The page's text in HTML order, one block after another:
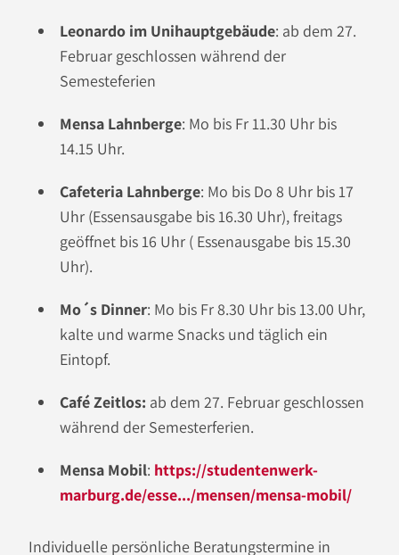
Leonardo im Unihauptgebäude: ab dem 27.
Februar geschlossen während der
Semesteferien
Mensa Lahnberge: Mo bis Fr 11.30 Uhr bis
14.15 Uhr.
Cafeteria Lahnberge: Mo bis Do 8 Uhr bis 17
Uhr (Essensausgabe bis 16.30 Uhr), freitags
geöffnet bis 16 Uhr ( Essenausgabe bis 15.30
Uhr).
Mo´s Dinner: Mo bis Fr 8.30 Uhr bis 13.00 Uhr,
kalte und warme Snacks und täglich ein
Eintopf.
Café Zeitlos: ab dem 27. Februar geschlossen
während der Semesterferien.
Mensa Mobil: https://studentenwerk-
marburg.de/esse.../mensen/mensa-mobil/
Individuelle persönliche Beratungstermine in